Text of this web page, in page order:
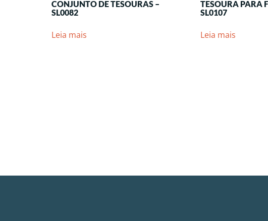
CONJUNTO DE TESOURAS –
SL0082
Leia mais
TESOURA PARA
SL0107
Leia mais